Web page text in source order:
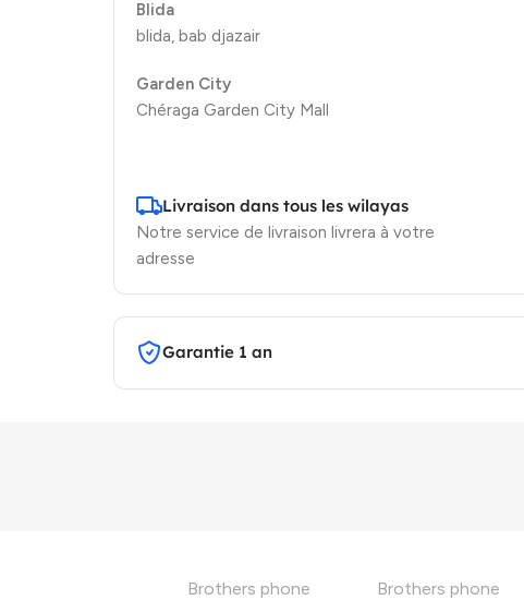
Blida
blida, bab djazair
Garden City
Chéraga Garden City Mall
Livraison dans tous les wilayas
Notre service de livraison livrera à votre
adresse
Garantie 1 an
Brothers phone Brothers phone